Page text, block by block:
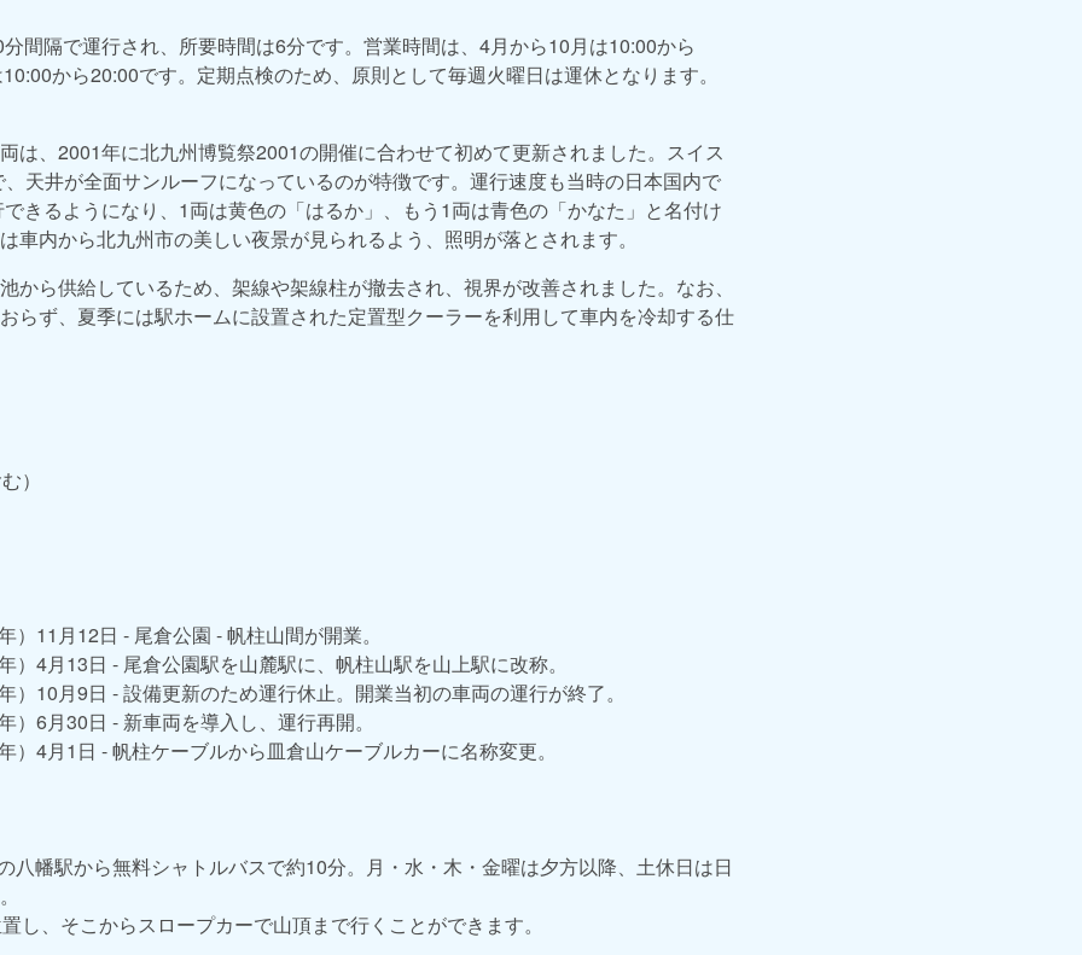
間隔で運行され、所要時間は6分です。営業時間は、4月から10月は10:00から
から20:00です。定期点検のため、原則として毎週火曜日は運休となります。
は、2001年に北九州博覧祭2001の開催に合わせて初めて更新されました。スイス
天井が全面サンルーフになっているのが特徴です。運行速度も当時の日本国内で
きるようになり、1両は黄色の「はるか」、もう1両は青色の「かなた」と名付け
車内から北九州市の美しい夜景が見られるよう、照明が落とされます。
から供給しているため、架線や架線柱が撤去され、視界が改善されました。なお、
らず、夏季には駅ホームに設置された定置型クーラーを利用して車内を冷却する仕
）
）11月12日 - 尾倉公園 - 帆柱山間が開業。
）4月13日 - 尾倉公園駅を山麓駅に、帆柱山駅を山上駅に改称。
）10月9日 - 設備更新のため運行休止。開業当初の車両の運行が終了。
）6月30日 - 新車両を導入し、運行再開。
）4月1日 - 帆柱ケーブルから皿倉山ケーブルカーに名称変更。
八幡駅から無料シャトルバスで約10分。月・水・木・金曜は夕方以降、土休日は日
し、そこからスロープカーで山頂まで行くことができます。